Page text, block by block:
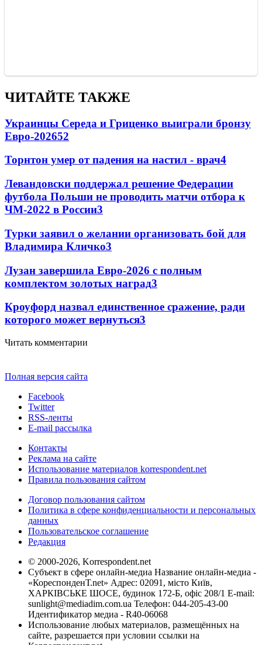
ЧИТАЙТЕ ТАКЖЕ
Украинцы Середа и Гриценко выиграли бронзу
Евро-202652
Торнтон умер от падения на настил - врач4
Левандовски поддержал решение Федерации
футбола Польши не проводить матчи отбора к
ЧМ-2022 в России3
Турки заявил о желании организовать бой для
Владимира Кличко3
Лузан завершила Евро-2026 с полным
комплектом золотых наград3
Кроуфорд назвал единственное сражение, ради
которого может вернуться3
Читать комментарии
Полная версия сайта
Facebook
Twitter
RSS-ленты
E-mail рассылка
Контакты
Реклама на сайте
Использование материалов korrespondent.net
Правила пользования сайтом
Договор пользования сайтом
Политика в сфере конфиденциальности и персональных
данных
Пользовательское соглашение
Редакция
© 2000-2026, Korrespondent.net
Субъект в сфере онлайн-медиа Название онлайн-медиа -
«КореспонденТ.net» Адрес: 02091, місто Київ,
ХАРКІВСЬКЕ ШОСЕ, будинок 172-Б, офіс 208/1 E-mail:
sunlight@mediadim.com.ua Телефон: 044-205-43-00
Идентификатор медиа - R40-06068
Использование любых материалов, размещённых на
сайте, разрешается при условии ссылки на